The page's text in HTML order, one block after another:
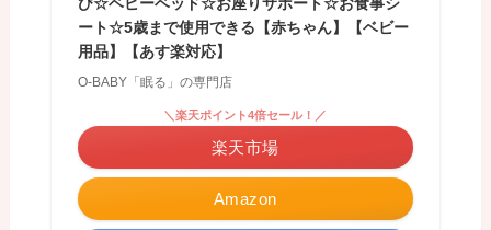
び☆ベビーベッド☆お座りサポート☆お食事シ
ート☆5歳まで使用できる【赤ちゃん】【ベビー
用品】【あす楽対応】
O-BABY「眠る」の専門店
Amazon
＼楽天ポイント4倍セール！／
楽天市場